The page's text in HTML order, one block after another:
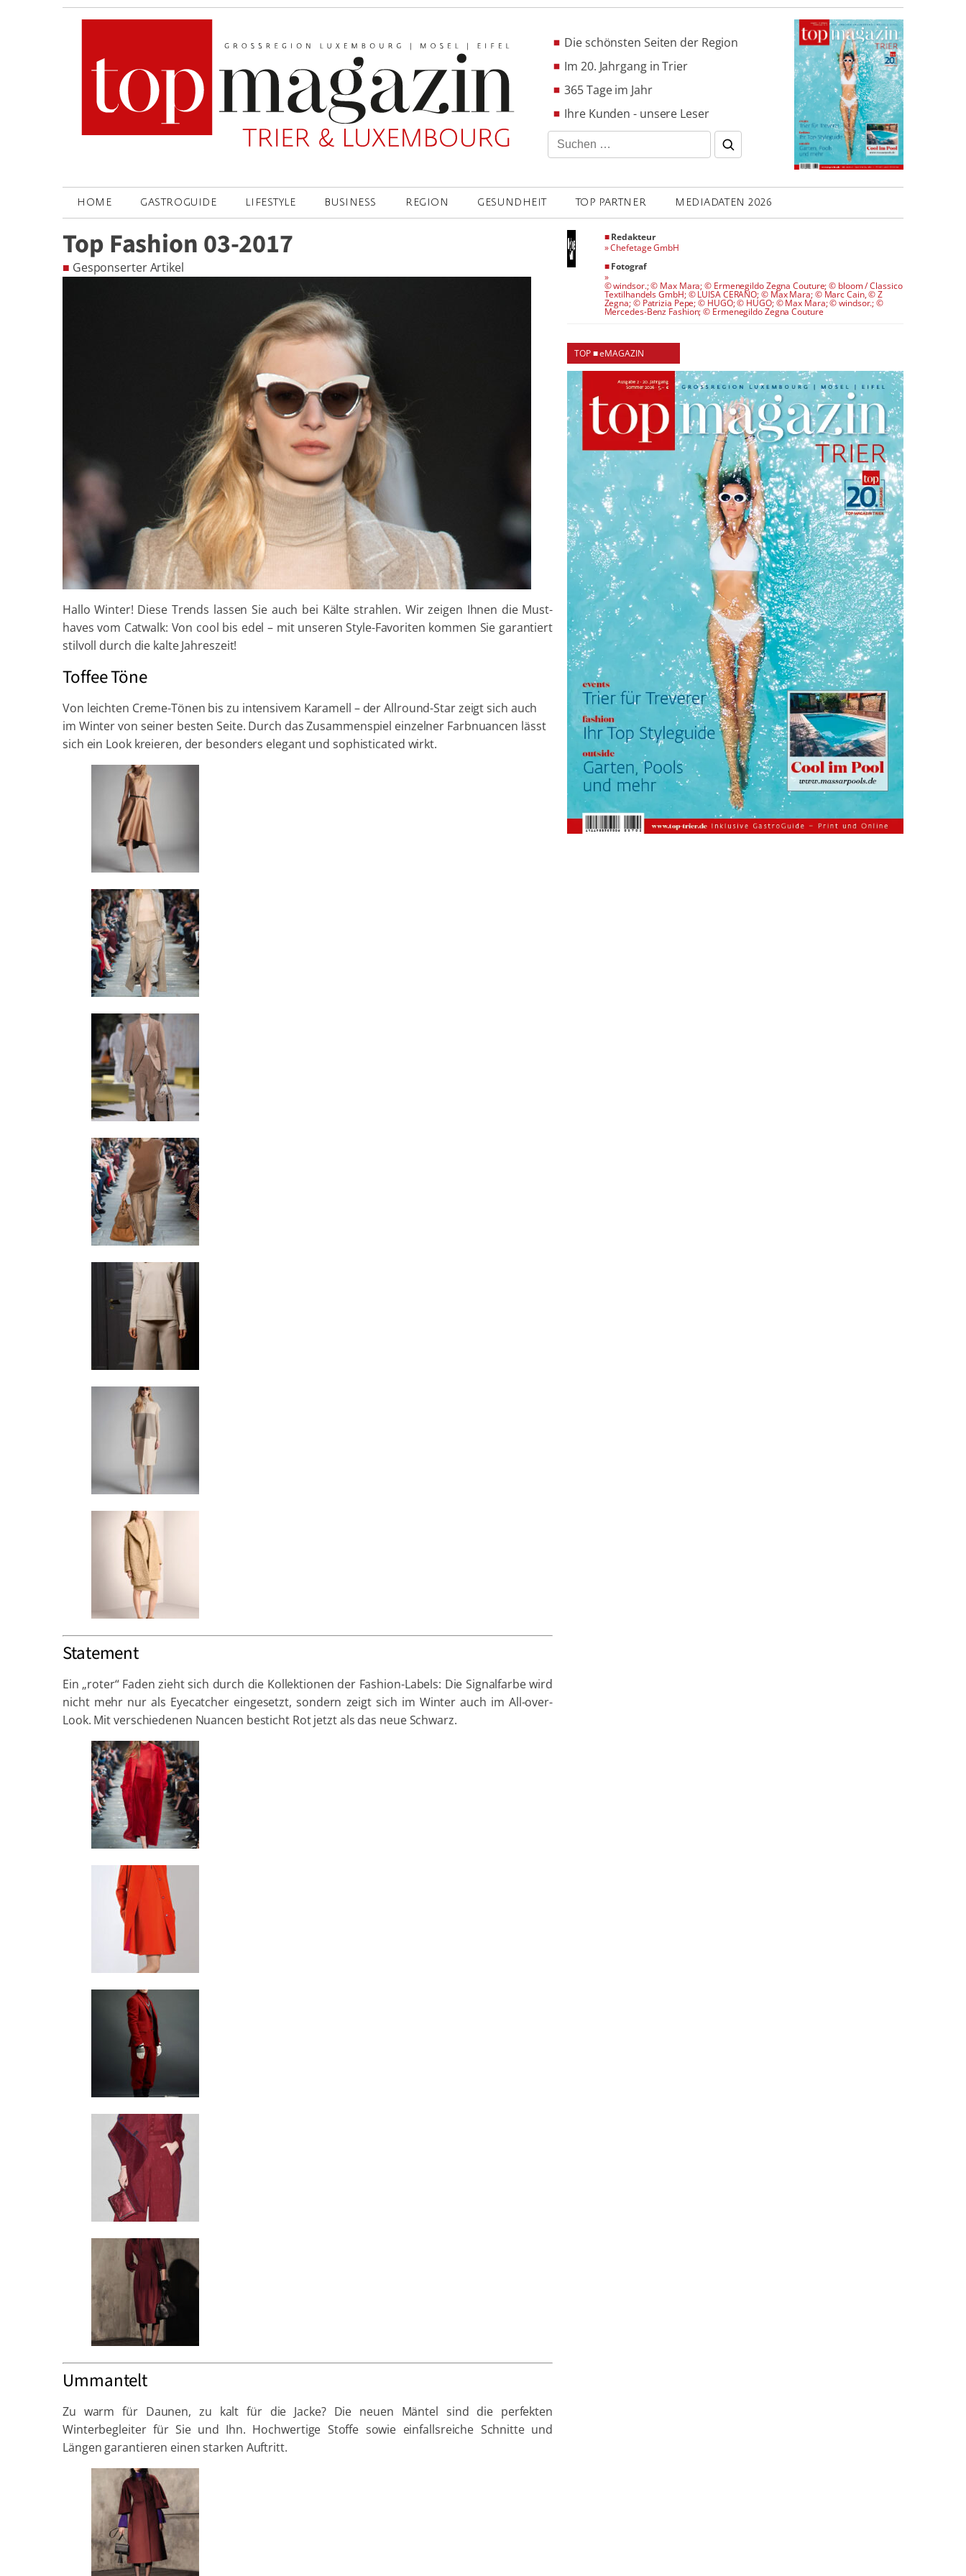
Die schönsten Seiten der Region
Im 20. Jahrgang in Trier
365 Tage im Jahr
Ihre Kunden - unsere Leser
Suchen
nach:
HOME GASTROGUIDE LIFESTYLE BUSINESS REGION GESUNDHEIT TOP PARTNER MEDIADATEN 2026
Top Fashion 03-2017
■ Gesponserter Artikel
Hallo Winter! Diese Trends lassen Sie auch bei Kälte strahlen. Wir zeigen Ihnen die Must-
haves vom Catwalk: Von cool bis edel – mit unseren Style-Favoriten kommen Sie garantiert
stilvoll durch die kalte Jahreszeit!
Toffee Töne
Von leichten Creme-Tönen bis zu intensivem Karamell – der Allround-Star zeigt sich auch
im Winter von seiner besten Seite. Durch das Zusammenspiel einzelner Farbnuancen lässt
sich ein Look kreieren, der besonders elegant und sophisticated wirkt.
Statement
Ein „roter“ Faden zieht sich durch die Kollektionen der Fashion-Labels: Die Signalfarbe wird
nicht mehr nur als Eyecatcher eingesetzt, sondern zeigt sich im Winter auch im All-over-
Look. Mit verschiedenen Nuancen besticht Rot jetzt als das neue Schwarz.
Ummantelt
Zu warm für Daunen, zu kalt für die Jacke? Die neuen Mäntel sind die perfekten
Winterbegleiter für Sie und Ihn. Hochwertige Stoffe sowie einfallsreiche Schnitte und
Längen garantieren einen starken Auftritt.
■Redakteur
»Chefetage GmbH
■Fotograf
»
© windsor.; © Max Mara; © Ermenegildo Zegna Couture; © bloom / Classico
Textilhandels GmbH; © LUISA CERANO; © Max Mara; © Marc Cain, © Z
Zegna; © Patrizia Pepe; © HUGO; © HUGO; © Max Mara; © windsor.; ©
Mercedes-Benz Fashion; © Ermenegildo Zegna Couture
TOP ■ eMAGAZIN